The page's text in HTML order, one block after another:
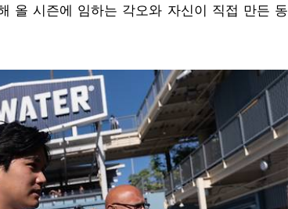
올 시즌에 임하는 각오와 자신이 직접 만든 동